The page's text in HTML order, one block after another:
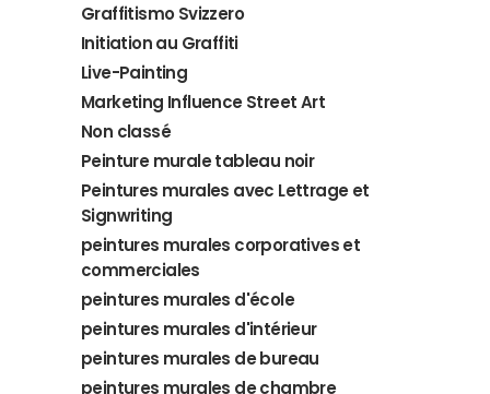
Graffitismo Svizzero
Initiation au Graffiti
Live-Painting
Marketing Influence Street Art
Non classé
Peinture murale tableau noir
Peintures murales avec Lettrage et
Signwriting
peintures murales corporatives et
commerciales
peintures murales d'école
peintures murales d'intérieur
peintures murales de bureau
peintures murales de chambre